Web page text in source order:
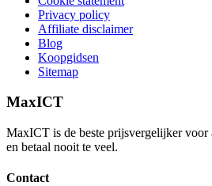
Privacy policy
Affiliate disclaimer
Blog
Koopgidsen
Sitemap
MaxICT
MaxICT is de beste prijsvergelijker
en betaal nooit te veel.
Contact